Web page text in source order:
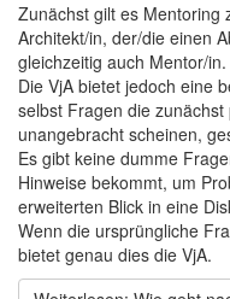
Zunächst gilt es Mentoring
Architekt/in, der/die einen
gleichzeitig auch Mentor/in.
Die VjA bietet jedoch eine
selbst Fragen die
unangebracht scheinen,
Es gibt keine dumme
Hinweise bekommt, um
erweiterten Blick in eine
Wenn die ursprüngliche
bietet genau dies die VjA.